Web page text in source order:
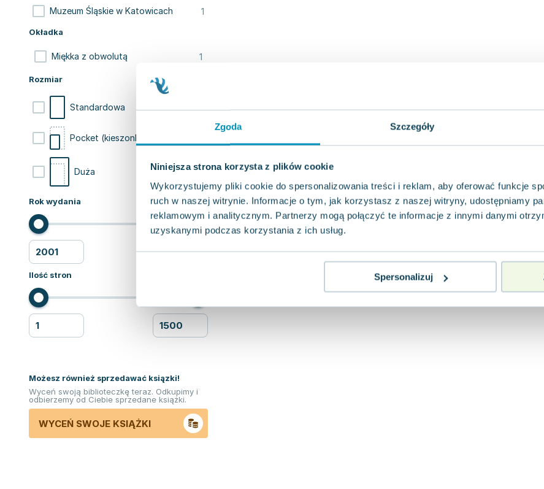
Zgoda Szczegóły
Niniejsza strona korzysta z plików cookie
Wykorzystujemy pliki cookie do spersonalizowania treści i reklam, aby oferować funkcje
ruch w naszej witrynie. Informacje o tym, jak korzystasz z naszej witryny, udostępniamy
reklamowym i analitycznym. Partnerzy mogą połączyć te informacje z innymi danymi
uzyskanymi podczas korzystania z ich usług.
Spersonalizuj
Muzeum Śląskie w Katowicach 1
Okładka
Miękka z obwolutą 1
Rozmiar
Standardowa
Pocket (kieszonkowa)
Duża
Rok wydania
Ilość stron
Możesz również sprzedawać ksiązki!
Wyceń swoją biblioteczkę teraz. Odkupimy i
odbierzemy od Ciebie sprzedane książki.
WYCEŃ SWOJE KSIĄŻKI